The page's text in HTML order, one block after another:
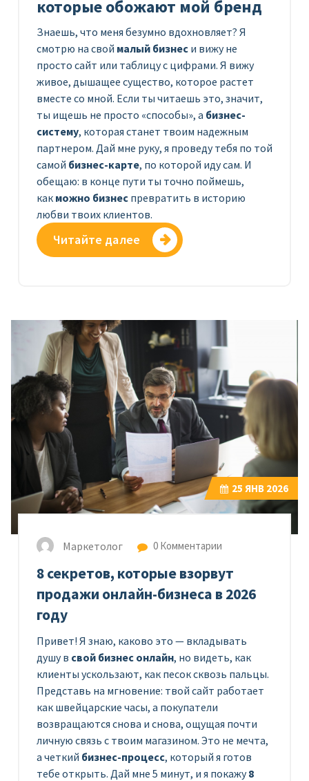
которые обожают мой бренд
Знаешь, что меня безумно вдохновляет? Я
смотрю на свой малый бизнес и вижу не
просто сайт или таблицу с цифрами. Я вижу
живое, дышащее существо, которое растет
вместе со мной. Если ты читаешь это, значит,
ты ищешь не просто «способы», а бизнес-
систему, которая станет твоим надежным
партнером. Дай мне руку, я проведу тебя по той
самой бизнес-карте, по которой иду сам. И
обещаю: в конце пути ты точно поймешь,
как можно бизнес превратить в историю
любви твоих клиентов.
Читайте далее
25 ЯНВ 2026
Маркетолог 0 Комментарии
8 секретов, которые взорвут
продажи онлайн-бизнеса в 2026
году
Привет! Я знаю, каково это — вкладывать
душу в свой бизнес онлайн, но видеть, как
клиенты ускользают, как песок сквозь пальцы.
Представь на мгновение: твой сайт работает
как швейцарские часы, а покупатели
возвращаются снова и снова, ощущая почти
личную связь с твоим магазином. Это не мечта,
а четкий бизнес-процесс, который я готов
тебе открыть. Дай мне 5 минут, и я покажу8